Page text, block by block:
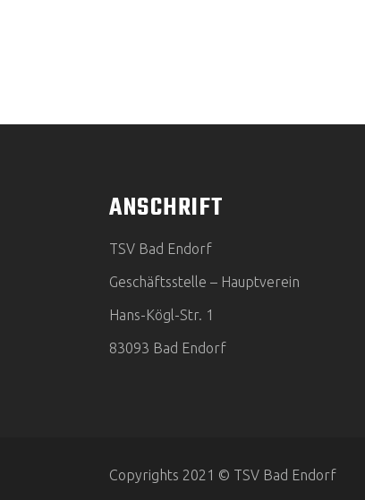
ANSCHRIFT
TSV Bad Endorf
Geschäftsstelle – Hauptverein
Hans-Kögl-Str. 1
83093 Bad Endorf
Copyrights 2021 © TSV Bad Endorf